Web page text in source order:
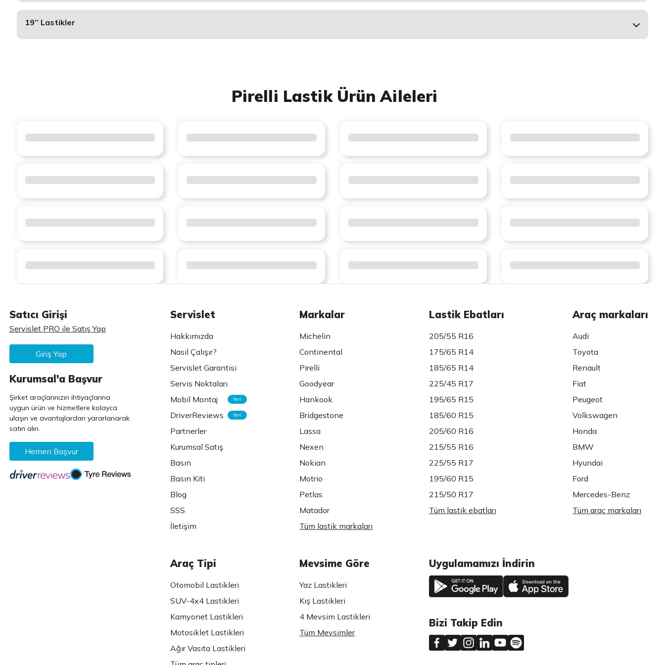
19’’ Lastikler
Pirelli Lastik Ürün Aileleri
Satıcı Girişi
Servislet PRO ile Satış Yap
Giriş Yap
Kurumsal'a Başvur
Şirket araçlarınızın ihtiyaçlarına
uygun ürün ve hizmetlere kolayca
ulaşın ve avantajlardan yararlanarak
satın alın.
Hemen Başvur
Servislet
Hakkımızda
Nasıl Çalışır?
Servislet Garantisi
Servis Noktaları
Mobil Montaj
Yeni
DriverReviews Yeni
Partnerler
Kurumsal Satış
Basın
Basın Kiti
Blog
SSS
İletişim
Markalar
Michelin
Continental
Pirelli
Goodyear
Hankook
Bridgestone
Lassa
Nexen
Nokian
Motrio
Petlas
Matador
Tüm lastik markaları
Lastik Ebatları
205/55 R16
175/65 R14
185/65 R14
225/45 R17
195/65 R15
185/60 R15
205/60 R16
215/55 R16
225/55 R17
195/60 R15
215/50 R17
Tüm lastik ebatları
Araç markaları
Audi
Toyota
Renault
Fiat
Peugeot
Volkswagen
Honda
BMW
Hyundai
Ford
Mercedes-Benz
Tüm araç markaları
Araç Tipi
Otomobil Lastikleri
SUV-4x4 Lastikleri
Kamyonet Lastikleri
Motosiklet Lastikleri
Ağır Vasıta Lastikleri
Mevsime Göre
Yaz Lastikleri
Kış Lastikleri
4 Mevsim Lastikleri
Tüm Mevsimler
Uygulamamızı İndirin
Bizi Takip Edin